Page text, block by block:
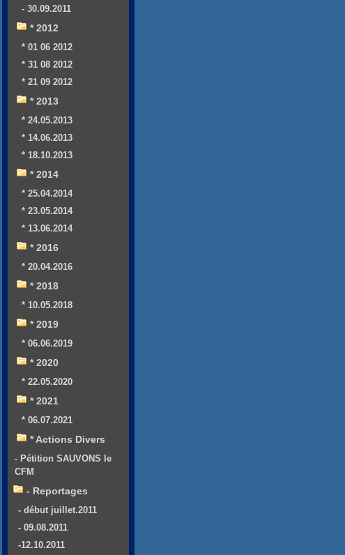
- 30.09.2011
* 2012
* 01 06 2012
* 31 08 2012
* 21 09 2012
* 2013
* 24.05.2013
* 14.06.2013
* 18.10.2013
* 2014
* 25.04.2014
* 23.05.2014
* 13.06.2014
* 2016
* 20.04.2016
* 2018
* 10.05.2018
* 2019
* 06.06.2019
* 2020
* 22.05.2020
* 2021
* 06.07.2021
* Actions Divers
- Pétition SAUVONS le
CFM
- Reportages
- début juillet.2011
- 09.08.2011
-12.10.2011